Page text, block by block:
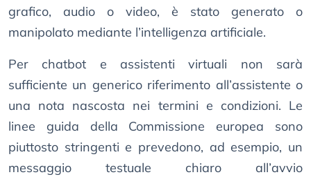
grafico, audio o video, è stato generato o
manipolato mediante l’intelligenza artificiale.
Per chatbot e assistenti virtuali non sarà
sufficiente un generico riferimento all’assistente o
una nota nascosta nei termini e condizioni. Le
linee guida della Commissione europea sono
piuttosto stringenti e prevedono, ad esempio, un
messaggio testuale chiaro all’avvio